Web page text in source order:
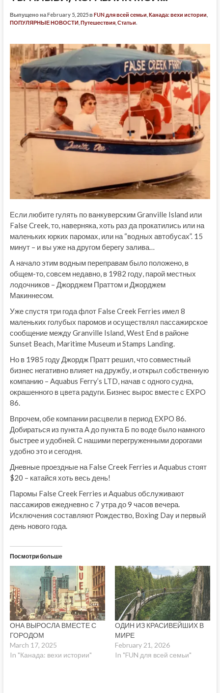
Выпущено на February 5, 2025 вFUN для всей семьи Канада: вехи истории
ПОПУЛЯРНЫЕ НОВОСТИ, Путешествия, Статьи.
Если любите гулять по ванкуверским Granville Island или
False Creek, то, наверняка, хоть раз да прокатились или на
маленьких юрких паромах, или на “водных автобусах”. 15
минут – и вы уже на другом берегу залива…
А начало этим водным переправам было положено, в
общем-то, совсем недавно, в 1982 году, парой местных
лодочников – Джорджем Праттом и Джорджем
Макиннесом.
Уже спустя три года флот False Creek Ferries имел 8
маленьких голубых паромов и осуществлял пассажирское
сообщение между Granville Island, West End в районе
Sunset Beach, Maritime Museum и Stamps Landing.
Но в 1985 году Джордж Пратт решил, что совместный
бизнес негативно влияет на дружбу, и открыл собственную
компанию – Aquabus Ferry’s LTD, начав с одного судна,
окрашенного в цвета радуги. Бизнес вырос вместе с EXPO
86.
Впрочем, обе компании расцвели в период EXPO 86.
Добираться из пункта А до пункта Б по воде было намного
быстрее и удобней. С нашими перегруженными дорогами
удобно это и сегодня.
Дневные проездные на False Creek Ferries и Aquabus стоят
$20 – катайся хоть весь день!
Паромы False Creek Ferries и Aquabus обслуживают
пассажиров ежедневно с 7 утра до 9 часов вечера.
Исключения составляют Рождество, Boxing Day и первый
день нового года.
Посмотри больше
ОНА ВЫРОСЛА ВМЕСТЕ С
ГОРОДОМ
March 17, 2025
In "Канада: вехи истории"
ОДИН ИЗ КРАСИВЕЙШИХ В
МИРЕ
February 21, 2026
In "FUN для всей семьи"